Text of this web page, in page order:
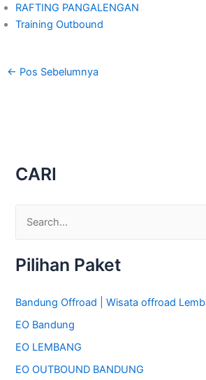
RAFTING PANGALENGAN
Training Outbound
← Pos Sebelumnya
CARI
u
n
t
u
Pilihan Paket
Bandung Offroad | Wisata offroad
EO Bandung
EO LEMBANG
EO OUTBOUND BANDUNG